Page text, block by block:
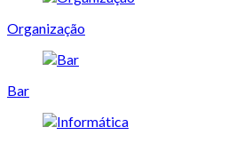
Organização
Bar